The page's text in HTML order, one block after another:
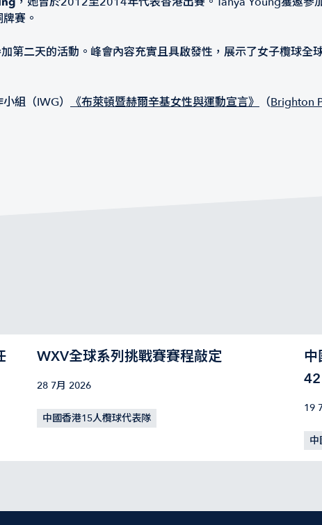
賽。
第二天的活動。峰會內容充實且具啟發性，展示了女子欖球
組（IWG） 《布萊頓暨赫爾辛基女性與運動宣言》 （Brighton
WXV全球系列挑戰賽賽程敲定
28 7月 2026
中國香港15人欖球代表隊
中
19